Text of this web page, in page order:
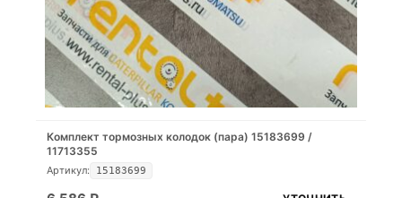
Комплект тормозных колодок (пара) 15183699 /
11713355
Артикул: 15183699